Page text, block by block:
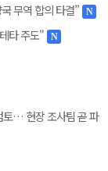
무역 합의 타결” N
타 주도" N
토… 현장 조사팀 곧 파